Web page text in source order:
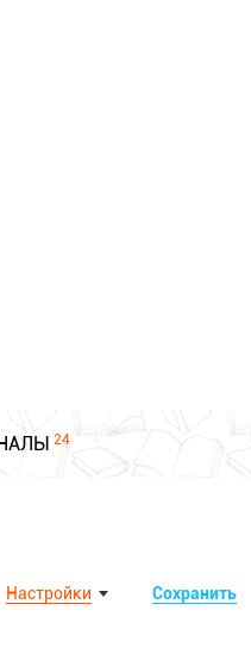
24
Сохранить
Настройки